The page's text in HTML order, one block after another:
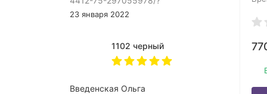
23 января 2022
1102 черный
Введенская Ольга